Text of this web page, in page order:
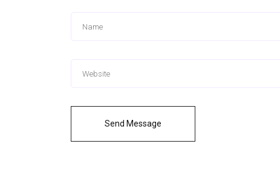
Send Message